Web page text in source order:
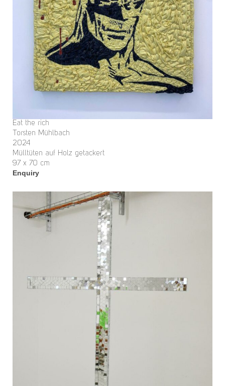
Eat the rich
Torsten Mühlbach
2024
Mülltüten auf Holz getackert
97 x 70 cm
Enquiry